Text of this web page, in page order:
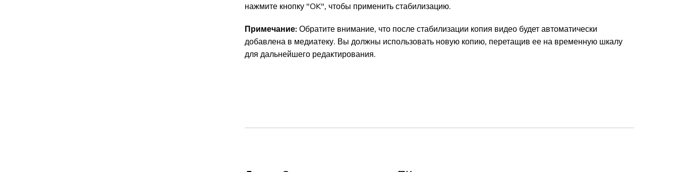
нажмите кнопку "OK", чтобы применить стабилизацию.
Примечание: Обратите внимание, что после стабилизации копия видео будет автоматически
добавлена в медиатеку. Вы должны использовать новую копию, перетащив ее на временную шкалу
для дальнейшего редактирования.